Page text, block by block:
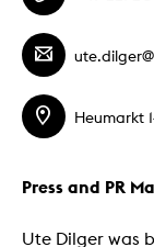
Heumarkt
Press and PR
Ute Dilger was